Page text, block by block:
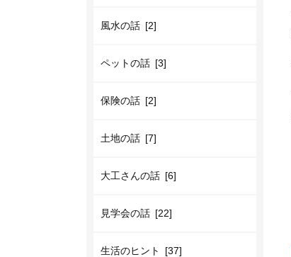
風水の話 [2]
ペットの話 [3]
保険の話 [2]
土地の話 [7]
大工さんの話 [6]
見学会の話 [22]
生活のヒント [37]